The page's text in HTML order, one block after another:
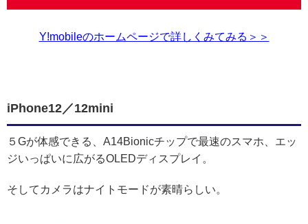
Y!mobileのホームページで詳しくみてみる＞＞
iPhone12／12mini
５Gが体感できる、A14Bionicチップで最速のスマホ、エッ
ジいっぱいに広がるOLEDディスプレイ。
そしてカメラはナイトモードが素晴らしい。